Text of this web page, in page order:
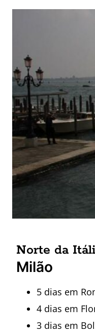
Norte da
Milão
5 dias em
4 dias em
3 dias em